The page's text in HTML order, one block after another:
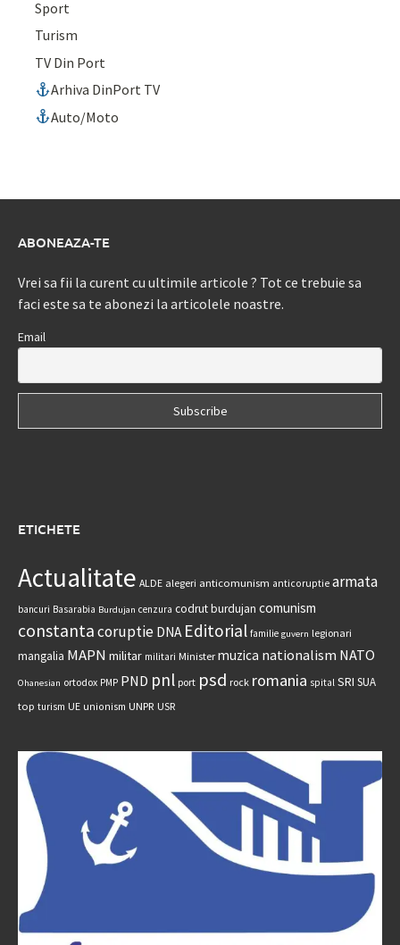
Sport
Turism
TV Din Port
Arhiva DinPort TV
Auto/Moto
ABONEAZA-TE
Vrei sa fii la curent cu ultimile articole ? Tot ce trebuie sa
faci este sa te abonezi la articolele noastre.
Email
ETICHETE
Actualitate ALDE alegeri anticomunism anticoruptie armata
bancuri Basarabia Burdujan cenzura codrut burdujan comunism
constantacoruptie DNA Editorial familie guvern legionari
mangalia MAPN militar militari Minister muzica nationalism NATO
Ohanesian ortodox PMP PND pnl port psd rock romania spital SRI SUA
top turism UE unionism UNPR USR